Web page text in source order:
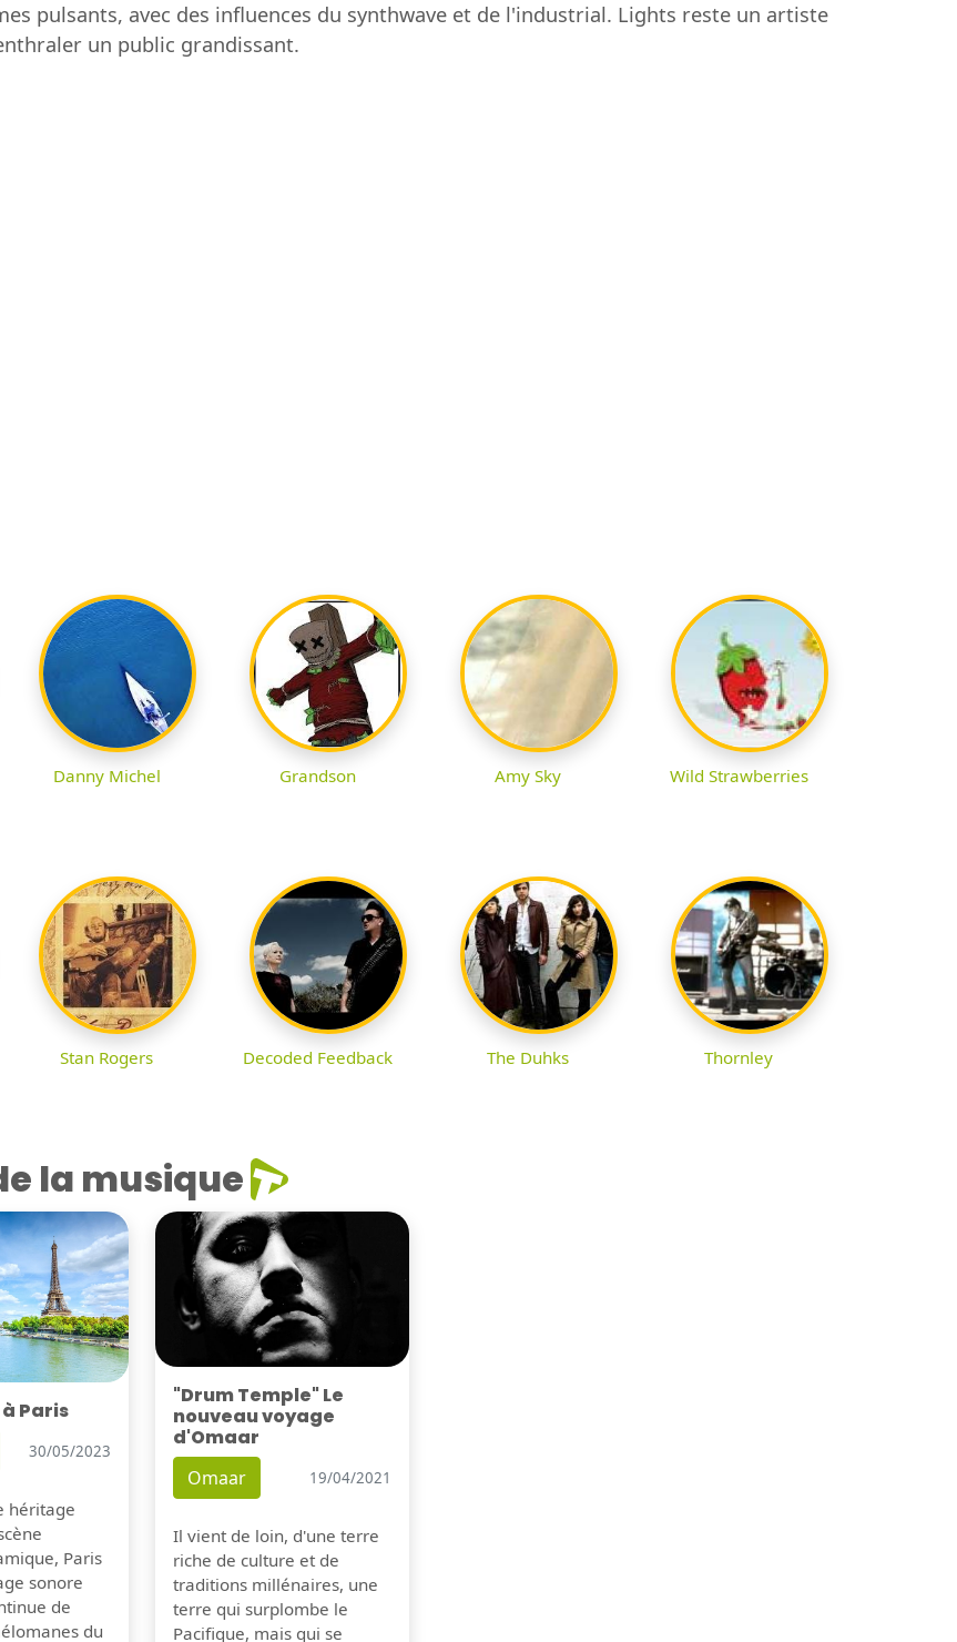
pulsants, avec des influences du synthwave et de l'industrial. Lights reste un artiste
un public grandissant.
Danny Michel Grandson Amy Sky Wild Strawberries
Stan Rogers Decoded Feedback The Duhks Thornley
la musique
Paris
30/05/2023
héritage
Paris
sonore
de
du
"Drum Temple" Le
nouveau voyage
d'Omaar
Omaar 19/04/2021
Il vient de loin, d'une terre
riche de culture et de
traditions millénaires, une
terre qui surplombe le
Pacifique, mais qui se